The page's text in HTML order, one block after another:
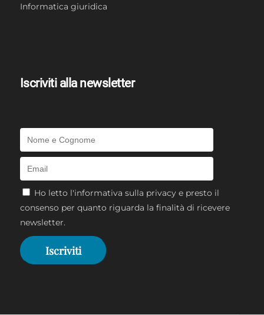
Informatica giuridica
Iscriviti alla newsletter
Ho letto l'informativa sulla privacye presto il
consenso per quanto riguarda la finalità di ricevere
newsletter.